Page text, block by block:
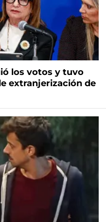
los votos y tuvo
extranjerización de